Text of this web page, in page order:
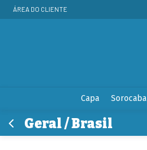
ÁREA DO CLIENTE
Capa Sorocaba
Geral / Brasil